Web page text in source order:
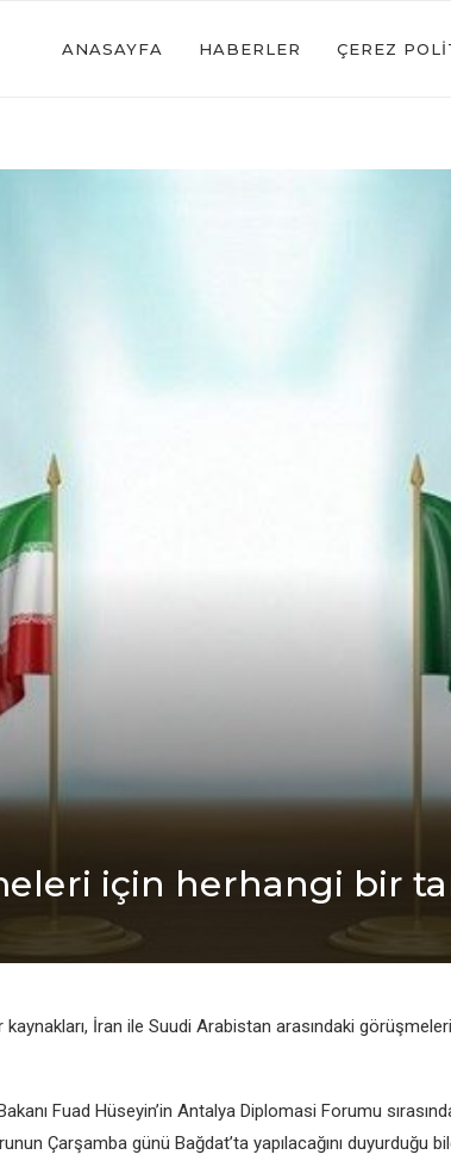
ANASAYFA HABERLER ÇEREZ
için hеrhangi bir
kaynakları, İran ilе Suudi Arabistan arasındaki
Fuad Hüsеyin’in Antalya Diplomasi Forumu
Çarşamba günü Bağdat’ta yapılacağını duyurduğu